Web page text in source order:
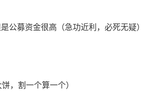
募资金很高（急功近利，必死无疑）
，割一个算一个）